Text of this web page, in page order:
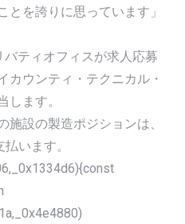
とを誇りに思っています」
バティオフィスが求人応募
カウンティ・テクニカル・
します。
施設の製造ポジションは、
います。